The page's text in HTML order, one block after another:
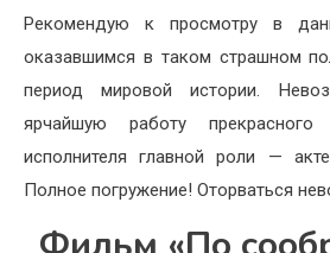
Рекомендую к просмотру в
оказавшимся в таком страшном
период мировой истории.
ярчайшую работу прекрасного
исполнителя главной роли —
Полное погружение! Оторваться